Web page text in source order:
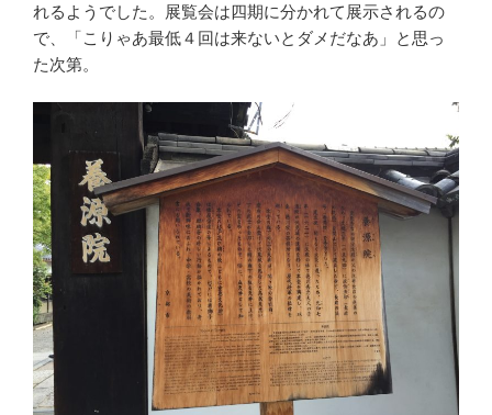
れるようでした。展覧会は四期に分かれて展示されるの
で、「こりゃあ最低４回は来ないとダメだなあ」と思っ
た次第。